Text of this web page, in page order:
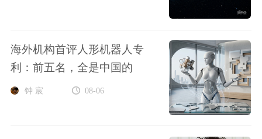
海外机构首评人形机器人专
利：前五名，全是中国的
钟 宸 08-06